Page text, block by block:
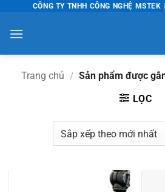
nội
dung
CÔNG TY TNHH CÔNG NGHỆ
Trang chủ / Sản phẩm được
LỌC